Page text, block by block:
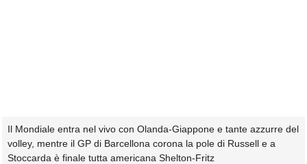
Il Mondiale entra nel vivo con Olanda-Giappone e tante azzurre del
volley, mentre il GP di Barcellona corona la pole di Russell e a
Stoccarda è finale tutta americana Shelton-Fritz